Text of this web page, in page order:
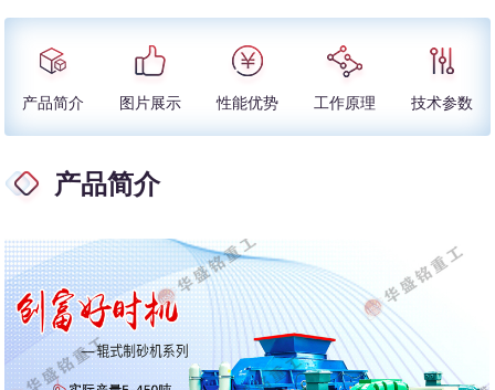
产品简介 图片展示 性能优势 工作原理 技术参数
产品简介